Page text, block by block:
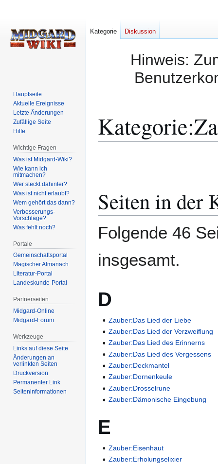
Hinweis:
Kategorie:
Seiten in der
Folgende 46
insgesamt.
D
Zauber:Das Lied der Liebe
Zauber:Das Lied der Verzweiflung
Zauber:Das Lied des Erinnerns
Zauber:Das Lied des Vergessens
Zauber:Deckmantel
Zauber:Dornenkeule
Zauber:Drosselrune
Zauber:Dämonische Eingebung
E
Zauber:Eisenhaut
Zauber:Erholungselixier
Kategorie Diskussion
Hauptseite
Aktuelle Ereignisse
Letzte Änderungen
Zufällige Seite
Hilfe
Wichtige Fragen
Was ist Midgard-Wiki?
Wie kann ich
mitmachen?
Wer steckt dahinter?
Was ist nicht erlaubt?
Wem gehört das dann?
Verbesserungs-
Vorschläge?
Was fehlt noch?
Portale
Gemeinschafts­portal
Magischer Almanach
Literatur-Portal
Landeskunde-Portal
Partnerseiten
Midgard-Online
Midgard-Forum
Werkzeuge
Links auf diese Seite
Änderungen an
verlinkten Seiten
Druckversion
Permanenter Link
Seiten­­informationen